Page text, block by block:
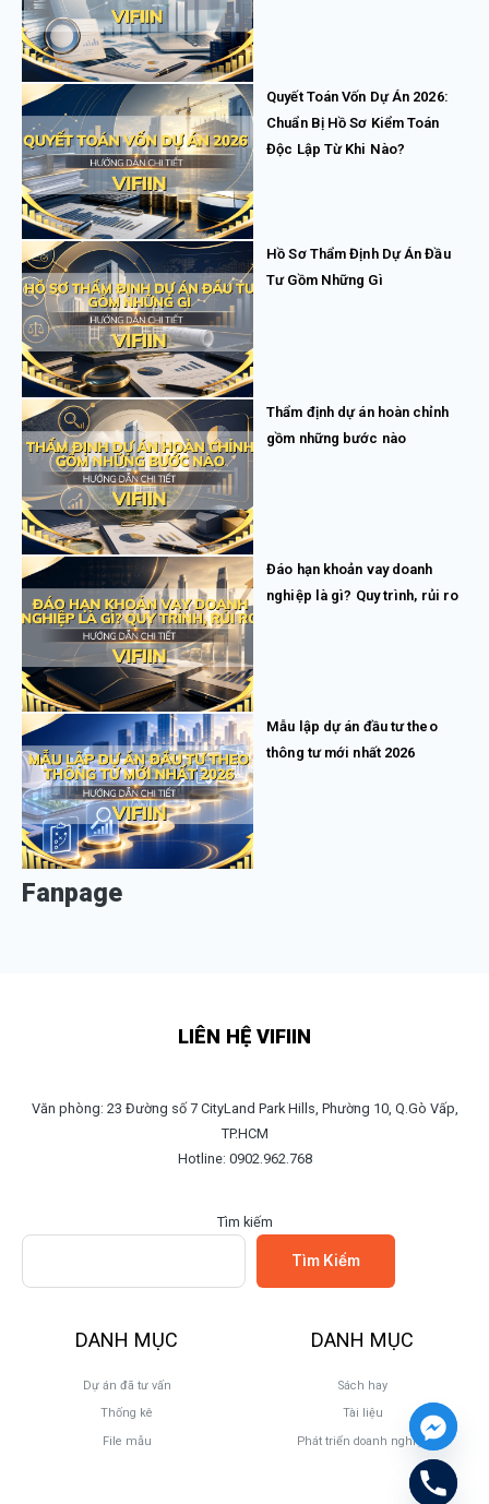
Quyết Toán Vốn Dự Án 2026:
Chuẩn Bị Hồ Sơ Kiểm Toán
Độc Lập Từ Khi Nào?
Hồ Sơ Thẩm Định Dự Án Đầu
Tư Gồm Những Gì
Thẩm định dự án hoàn chỉnh
gồm những bước nào
Đáo hạn khoản vay doanh
nghiệp là gì? Quy trình, rủi ro
Mẫu lập dự án đầu tư theo
thông tư mới nhất 2026
Fanpage
LIÊN HỆ VIFIIN
Văn phòng: 23 Đường số 7 CityLand Park Hills, Phường 10, Q.Gò Vấp,
TP.HCM
Hotline: 0902.962.768
Tìm kiếm
Tìm Kiếm
DANH MỤC
Dự án đã tư vấn
Thống kê
File mẫu
DANH MỤC
Sách hay
Tài liệu
Phát triển doanh nghiệp